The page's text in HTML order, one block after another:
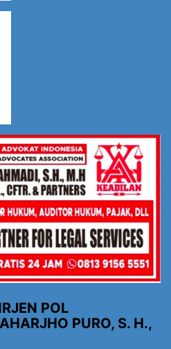
POL
PURO, S. H.,